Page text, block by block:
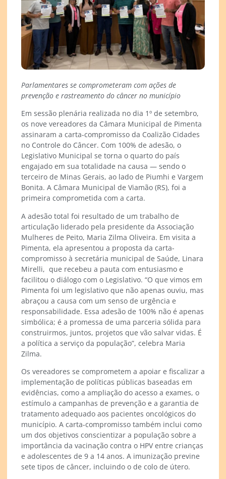
Parlamentares se comprometeram com ações de
prevenção e rastreamento do câncer no município
Em sessão plenária realizada no dia 1º de setembro,
os nove vereadores da Câmara Municipal de Pimenta
assinaram a carta-compromisso da Coalizão Cidades
no Controle do Câncer. Com 100% de adesão, o
Legislativo Municipal se torna o quarto do país
engajado em sua totalidade na causa — sendo o
terceiro de Minas Gerais, ao lado de Piumhi e Vargem
Bonita. A Câmara Municipal de Viamão (RS), foi a
primeira comprometida com a carta.
A adesão total foi resultado de um trabalho de
articulação liderado pela presidente da Associação
Mulheres de Peito, Maria Zilma Oliveira. Em visita a
Pimenta, ela apresentou a proposta da carta-
compromisso à secretária municipal de Saúde, Linara
Mirelli, que recebeu a pauta com entusiasmo e
facilitou o diálogo com o Legislativo. “O que vimos em
Pimenta foi um legislativo que não apenas ouviu, mas
abraçou a causa com um senso de urgência e
responsabilidade. Essa adesão de 100% não é apenas
simbólica; é a promessa de uma parceria sólida para
construirmos, juntos, projetos que vão salvar vidas. É
a política a serviço da população”, celebra Maria
Zilma.
Os vereadores se comprometem a apoiar e fiscalizar a
implementação de políticas públicas baseadas em
evidências, como a ampliação do acesso a exames, o
estímulo a campanhas de prevenção e a garantia de
tratamento adequado aos pacientes oncológicos do
município. A carta-compromisso também inclui como
um dos objetivos conscientizar a população sobre a
importância da vacinação contra o HPV entre crianças
e adolescentes de 9 a 14 anos. A imunização previne
sete tipos de câncer, incluindo o de colo de útero.